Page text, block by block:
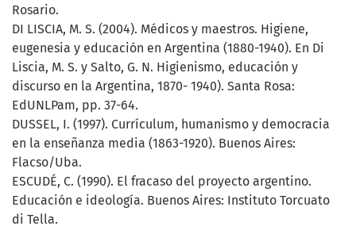
Rosario.
DI LISCIA, M. S. (2004). Médicos y maestros. Higiene,
eugenesia y educación en Argentina (1880-1940). En Di
Liscia, M. S. y Salto, G. N. Higienismo, educación y
discurso en la Argentina, 1870- 1940). Santa Rosa:
EdUNLPam, pp. 37-64.
DUSSEL, I. (1997). Currículum, humanismo y democracia
en la enseñanza media (1863-1920). Buenos Aires:
Flacso/Uba.
ESCUDÉ, C. (1990). El fracaso del proyecto argentino.
Educación e ideología. Buenos Aires: Instituto Torcuato
di Tella.